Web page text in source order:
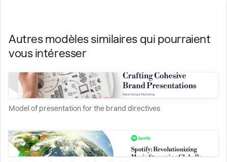
Autres modèles similaires qui pourraient
vous intéresser
Model of presentation for the brand directives